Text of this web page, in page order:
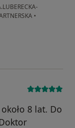
•
8 lat. Do